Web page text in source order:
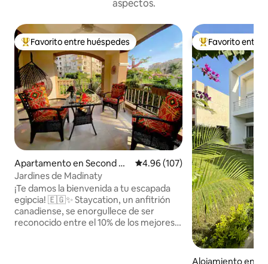
aspectos.
Favorito entre huéspedes preferido
Favorito entre huéspedes
Apartamento en Second Ne
w Cairo
Calificación promedio: 4.96 de
4.96 (107)
Jardines de Madinaty
¡Te damos la bienvenida a tu escapada
egipcia! 🇪🇬✨ Staycation, un anfitrión
canadiense, se enorgullece de ser
reconocido entre el 10% de los mejores
Favorito entre
Favorito entre
Alojamiento en